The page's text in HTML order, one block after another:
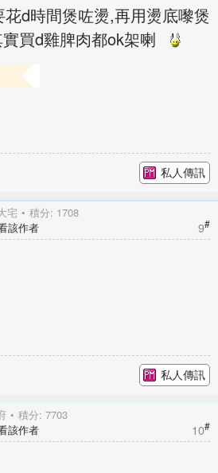
d時間煲咗燙,再用燙底嚟煲
買d雞脾肉都ok架喇
私人傳訊
宅 積分: 1708
9#
該作者
私人傳訊
積分: 7703
10#
該作者